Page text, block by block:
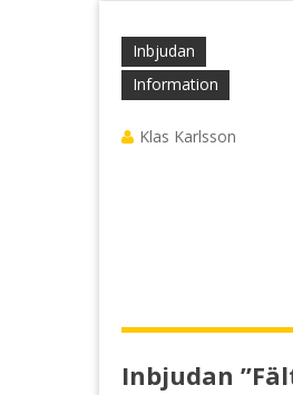
Inbjudan
Information
Klas Karlsson
Inbjudan